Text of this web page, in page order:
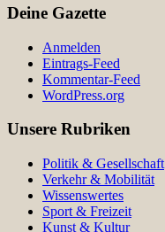
Deine Gazette
Anmelden
Eintrags-Feed
Kommentar-Feed
WordPress.org
Unsere Rubriken
Politik & Gesellschaft
Verkehr & Mobilität
Wissenswertes
Sport & Freizeit
Kunst & Kultur